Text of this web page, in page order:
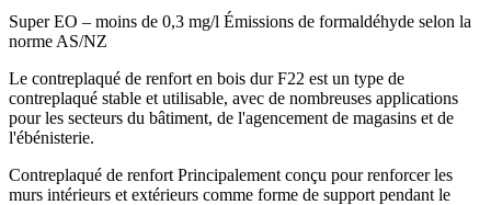
Super EO – moins de 0,3 mg/l Émissions de formaldéhyde selon la
norme AS/NZ
Le contreplaqué de renfort en bois dur F22 est un type de
contreplaqué stable et utilisable, avec de nombreuses applications
pour les secteurs du bâtiment, de l'agencement de magasins et de
l'ébénisterie.
Contreplaqué de renfort Principalement conçu pour renforcer les
murs intérieurs et extérieurs comme forme de support pendant le